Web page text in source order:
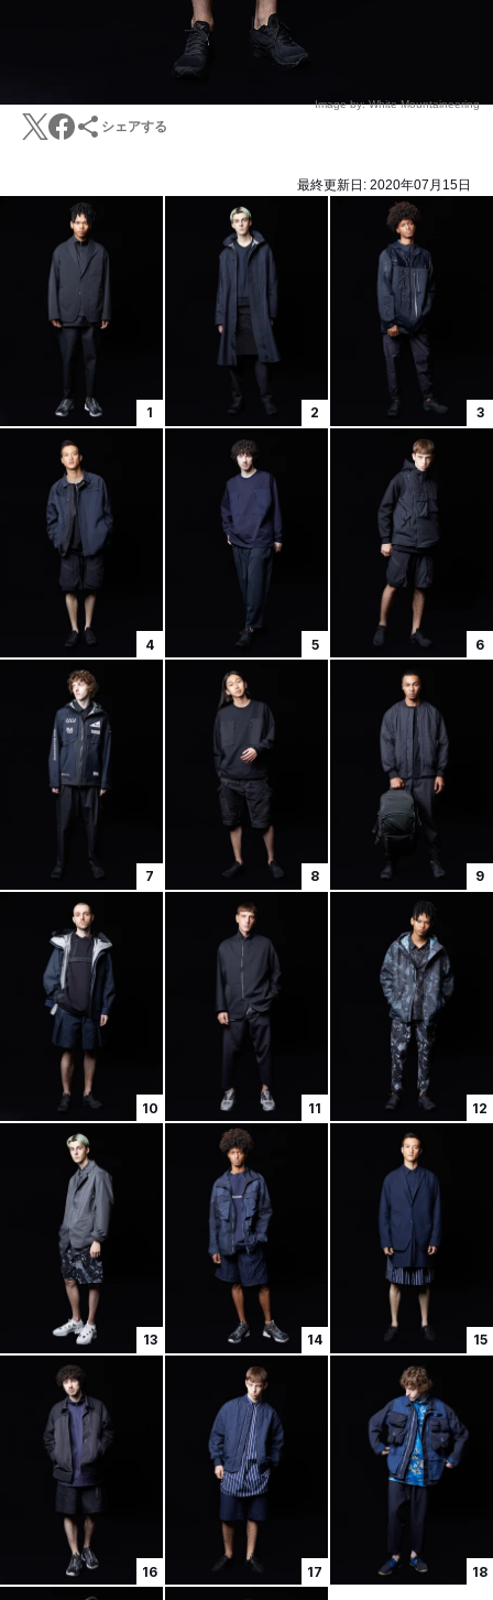
Image by: White Mountaineering
シェアする
最終更新日: 2020年07月15日
1 2 3
4 5 6
7 8 9
10 11 12
13 14 15
16 17 18